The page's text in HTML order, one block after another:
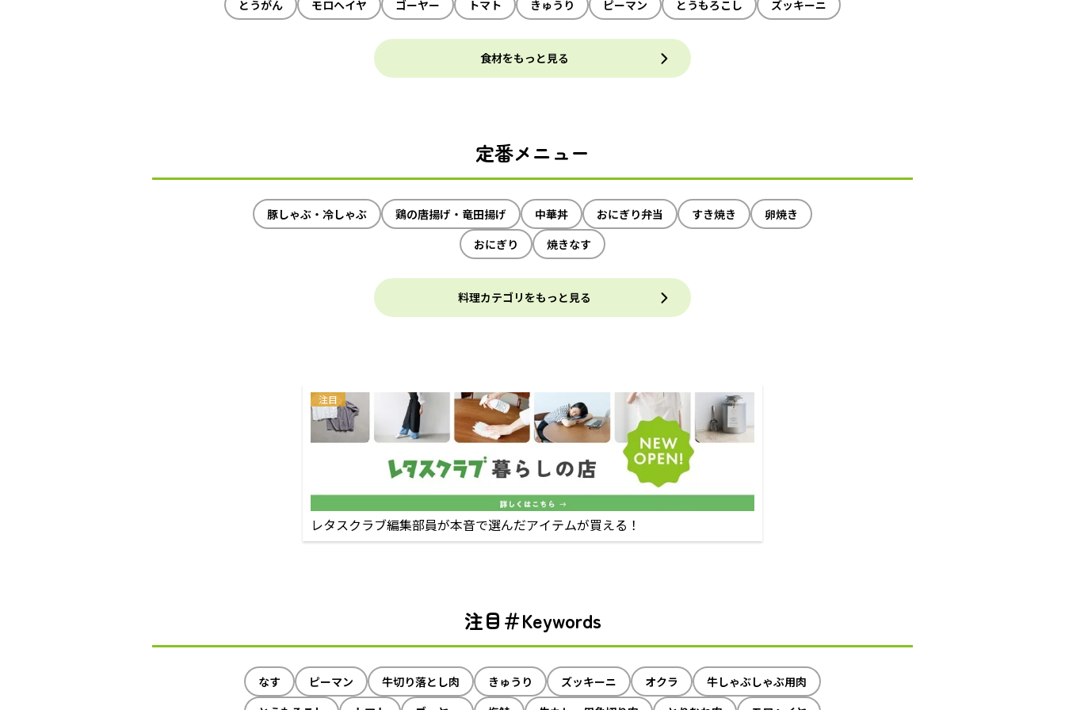
とうがん モロヘイヤ ゴーヤー トマト きゅうり ピーマン とうもろこし ズッキーニ
食材をもっと見る
定番メニュー
豚しゃぶ・冷しゃぶ 鶏の唐揚げ・竜田揚げ 中華丼 おにぎり弁当 すき焼き
卵焼き
おにぎり
焼きなす
料理カテゴリをもっと見る
注目
レタスクラブ編集部員が本音で選んだアイテムが買える！
注目＃Keywords
なす ピーマン 牛切り落とし肉 きゅうり ズッキーニ オクラ
牛しゃぶしゃぶ用肉